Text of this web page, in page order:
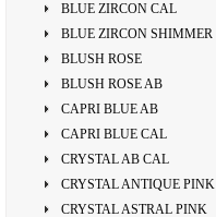
BLUE ZIRCON CAL
BLUE ZIRCON SHIMMER
BLUSH ROSE
BLUSH ROSE AB
CAPRI BLUE AB
CAPRI BLUE CAL
CRYSTAL AB CAL
CRYSTAL ANTIQUE PINK
CRYSTAL ASTRAL PINK